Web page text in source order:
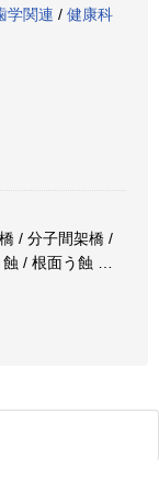
学関連 / 健康科
/ 分子間架橋 /
/ 根面う蝕